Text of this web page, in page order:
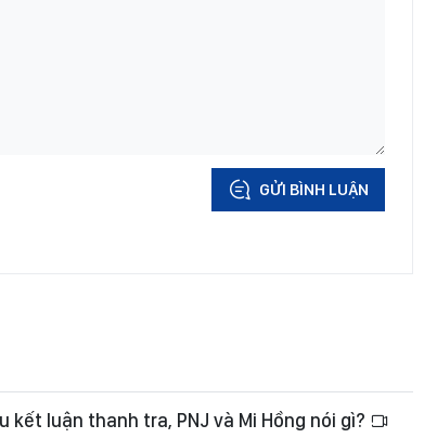
GỬI BÌNH LUẬN
kết luận thanh tra, PNJ và Mi Hồng nói gì?